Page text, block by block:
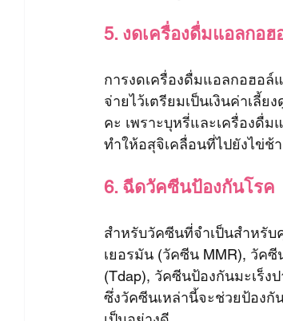
5. งดเครื่องดื่มแอลกอ
การงดเครื่องดื่มแอลกอฮอล์
จ่ายไว้เตรียมเป็นเงินค่าเลี้
คะ เพราะบุหรี่และเครื่องดื่
ทำให้อสุจิเคลื่อนที่ไปยังไข่ช้
6. ฉีดวัคซีนป้องกันโรค
สำหรับวัคซีนที่จำเป็นสำหรั
เยอรมัน (วัคซีน MMR), วัค
(Tdap), วัคซีนป้องกันมะเร็ง
ซึ่งวัคซีนเหล่านี้จะช่วยป้องกั